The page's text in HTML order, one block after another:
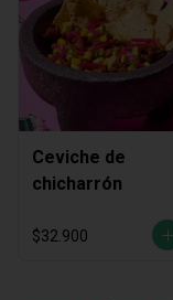
Ceviche de
chicharrón
$32.900